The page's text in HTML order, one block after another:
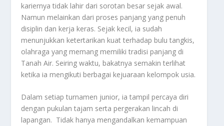
kariernya tidak lahir dari sorotan besar sejak awal.
Namun melainkan dari proses panjang yang penuh
disiplin dan kerja keras. Sejak kecil, ia sudah
menunjukkan ketertarikan kuat terhadap bulu tangkis,
olahraga yang memang memiliki tradisi panjang di
Tanah Air. Seiring waktu, bakatnya semakin terlihat
ketika ia mengikuti berbagai kejuaraan kelompok usia.
Dalam setiap turnamen junior, ia tampil percaya diri
dengan pukulan tajam serta pergerakan lincah di
lapangan. Tidak hanya mengandalkan kemampuan